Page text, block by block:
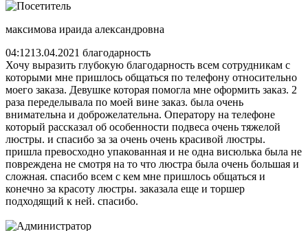
максимова ираида александровна
04:1213.04.2021 благодарность
Хочу выразить глубокую благодарность всем сотрудникам с
которыми мне пришлось общаться по телефону относительно
моего заказа. Девушке которая помогла мне оформить заказ. 2
раза переделывала по моей вине заказ. была очень
внимательна и доброжелательна. Оператору на телефоне
который рассказал об особенности подвеса очень тяжелой
люстры. и спасибо за за очень очень красивой люстры.
пришла превосходно упакованная и не одна висюлька была не
повреждена не смотря на то что люстра была очень большая и
сложная. спасибо всем с кем мне пришлось общаться и
конечно за красоту люстры. заказала еще и торшер
подходящий к ней. спасибо.